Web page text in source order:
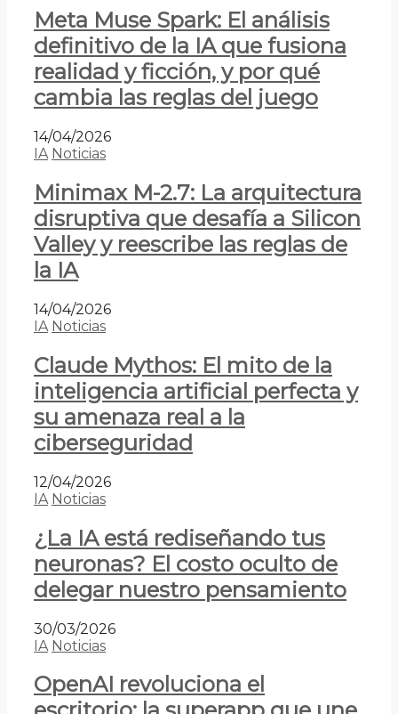
Meta Muse Spark: El análisis
definitivo de la IA que fusiona
realidad y ficción, y por qué
cambia las reglas del juego
14/04/2026
IA Noticias
Minimax M-2.7: La arquitectura
disruptiva que desafía a Silicon
Valley y reescribe las reglas de
la IA
14/04/2026
IA Noticias
Claude Mythos: El mito de la
inteligencia artificial perfecta y
su amenaza real a la
ciberseguridad
12/04/2026
IA Noticias
¿La IA está rediseñando tus
neuronas? El costo oculto de
delegar nuestro pensamiento
30/03/2026
IA Noticias
OpenAI revoluciona el